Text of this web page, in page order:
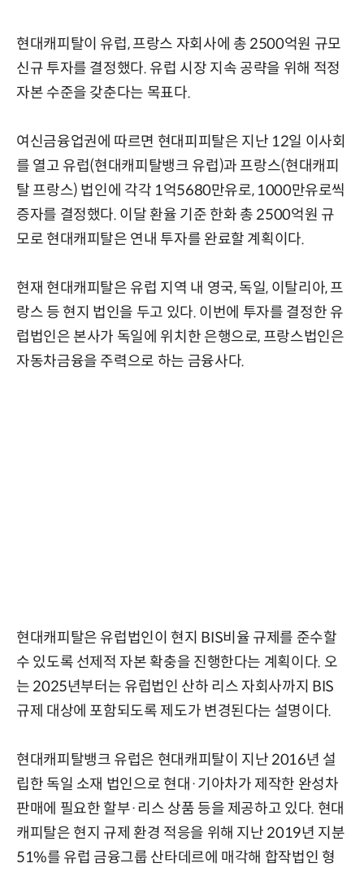
현대캐피탈이 유럽, 프랑스 자회사에 총 2500억원 규모
신규 투자를 결정했다. 유럽 시장 지속 공략을 위해 적정
자본 수준을 갖춘다는 목표다.
여신금융업권에 따르면 현대피피탈은 지난 12일 이사회
를 열고 유럽(현대캐피탈뱅크 유럽)과 프랑스(현대캐피
탈 프랑스) 법인에 각각 1억5680만유로, 1000만유로씩
증자를 결정했다. 이달 환율 기준 한화 총 2500억원 규
모로 현대캐피탈은 연내 투자를 완료할 계획이다.
현재 현대캐피탈은 유럽 지역 내 영국, 독일, 이탈리아, 프
랑스 등 현지 법인을 두고 있다. 이번에 투자를 결정한 유
럽법인은 본사가 독일에 위치한 은행으로, 프랑스법인은
자동차금융을 주력으로 하는 금융사다.
현대캐피탈은 유럽법인이 현지 BIS비율 규제를 준수할
수 있도록 선제적 자본 확충을 진행한다는 계획이다. 오
는 2025년부터는 유럽법인 산하 리스 자회사까지 BIS
규제 대상에 포함되도록 제도가 변경된다는 설명이다.
현대캐피탈뱅크 유럽은 현대캐피탈이 지난 2016년 설
립한 독일 소재 법인으로 현대·기아차가 제작한 완성차
판매에 필요한 할부·리스 상품 등을 제공하고 있다. 현대
캐피탈은 현지 규제 환경 적응을 위해 지난 2019년 지분
51%를 유럽 금융그룹 산타데르에 매각해 합작법인 형